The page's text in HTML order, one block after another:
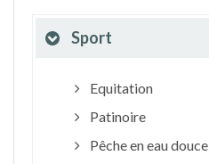
Sport
Equitation
Patinoire
Pêche en eau douce